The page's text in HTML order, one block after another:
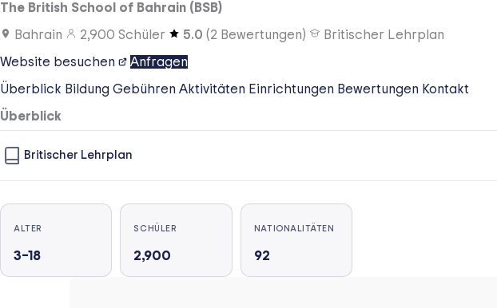
The British School of Bahrain (BSB)
Bahrain
2,900 Schüler 5.0 (2 Bewertungen)
Britischer Lehrplan
Website besuchen
Anfragen
Überblick Bildung Gebühren Aktivitäten Einrichtungen Bewertungen Kontakt
Überblick
Britischer Lehrplan
ALTER
3–18
SCHÜLER
2,900
NATIONALITÄTEN
92